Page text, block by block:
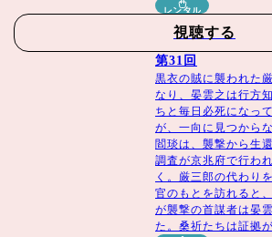
原題：国子監来了個女弟子
出演者・スタ
チャオ・ルースー（趙露思）「花の都
て〜The Romance of Tiger and Rose〜
レンタル
視聴する
第31回
黒衣の賊に襲われた
なり、晏雲之は行方
ちと毎日必死になっ
が、一向に見つから
閻琰は、襲撃から生
調査が京兆府で行わ
く。厳三郎の代わり
官のもとを訪れると
が襲撃の首謀者は晏
た。桑祈たちは証拠